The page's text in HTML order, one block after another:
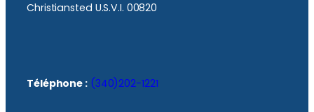
Christiansted U.S.V.I. 00820
Téléphone : (340)202-1221